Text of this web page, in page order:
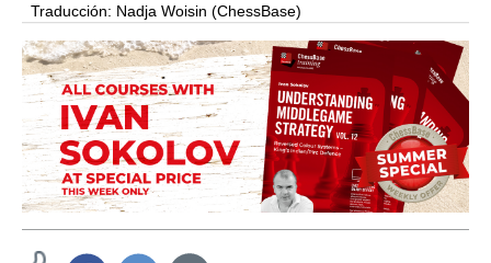
Traducción: Nadja Woisin (ChessBase)